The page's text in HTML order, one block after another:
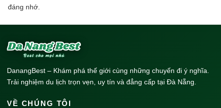
đáng nhớ.
DanangBest – Khám phá thế giới cùng những chuyến đi ý nghĩa.
Trải nghiệm du lịch trọn vẹn, uy tín và đẳng cấp tại Đà Nẵng.
VỀ CHÚNG TÔI